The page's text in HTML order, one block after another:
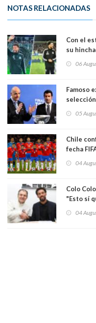
NOTAS RELACIONADAS
Con el
su
06
Famoso
05
Chile
fecha
04
Colo
"Esto sí
04